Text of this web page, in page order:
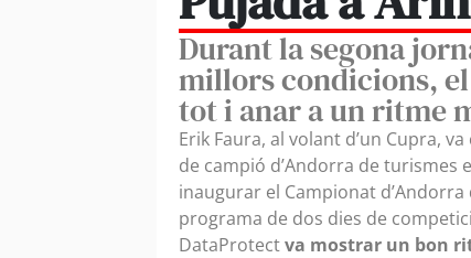
Durant la segona
millors condicions,
tot i anar a un ritme
Erik Faura, al volant d’un Cupra,
de campió d’Andorra de turismes
inaugurar el Campionat
programa de dos dies de
DataProtectva mostrar un bon